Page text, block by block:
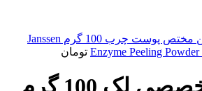
پودر پیلینگ انزیمی یانسن مختص پوست چرب 100 گرم Janssen
Enzyme Peeling تومان